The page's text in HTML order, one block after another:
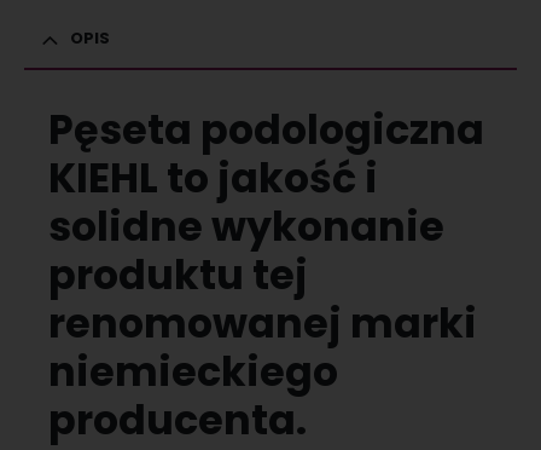
OPIS
Pęseta podologiczna
KIEHL to jakość i
solidne wykonanie
produktu tej
renomowanej marki
niemieckiego
producenta.